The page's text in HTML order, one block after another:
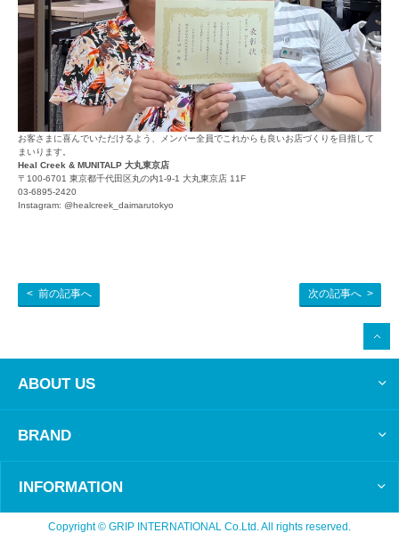
お客さまに喜んでいただけるよう、メンバー全員でこれからも良いお店づくりを目指して
まいります。
Heal Creek & MUNITALP 大丸東京店
〒100-6701 東京都千代田区丸の内1-9-1 大丸東京店 11F
03-6895-2420
Instagram: @healcreek_daimarutokyo
次の記事へ
前の記事へ
この
ジの
ABOUT US
BRAND
INFORMATION
Copyright © GRIP INTERNATIONAL Co.Ltd. All rights reserved.